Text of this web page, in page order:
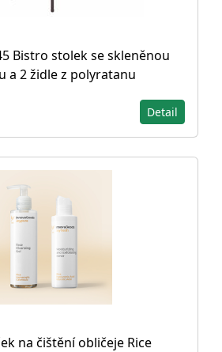
Bistro stolek se skleněnou
a 2 židle z polyratanu
Detail
na čištění obličeje Rice